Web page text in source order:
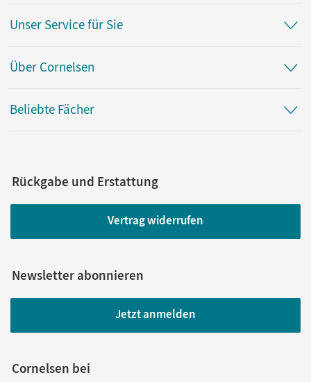
Unser Service für Sie
Über Cornelsen
Beliebte Fächer
Rückgabe und Erstattung
Vertrag widerrufen
Newsletter abonnieren
Jetzt anmelden
Cornelsen bei